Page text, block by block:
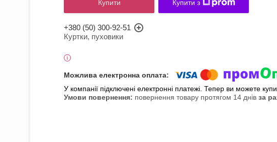
Купити Купити з
+380 (50) 300-92-51
Куртки, пуховики
У компанії підключені електронні платежі. Тепер ви можете
повернення товару протягом 14 днів за